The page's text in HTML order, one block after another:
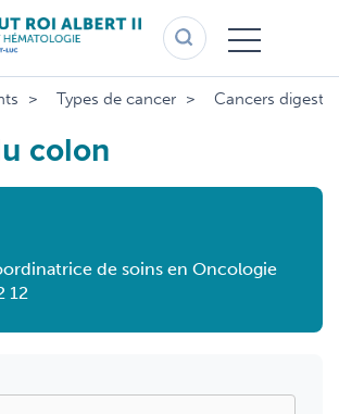
Types de cancer Cancers digestifs
colon
de soins en Oncologie
12